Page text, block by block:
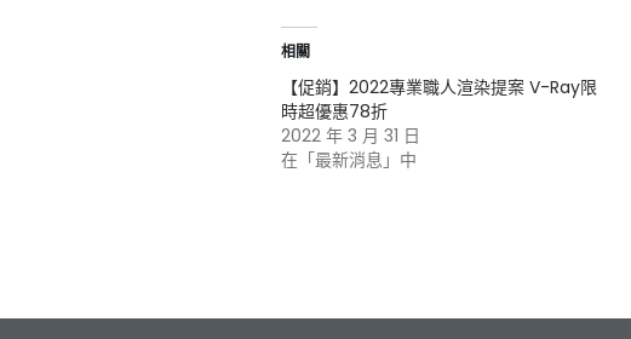
相關
【促銷】2022專業職人渲染提案 V-Ray限
時超優惠78折
2022 年 3 月 31 日
在「最新消息」中